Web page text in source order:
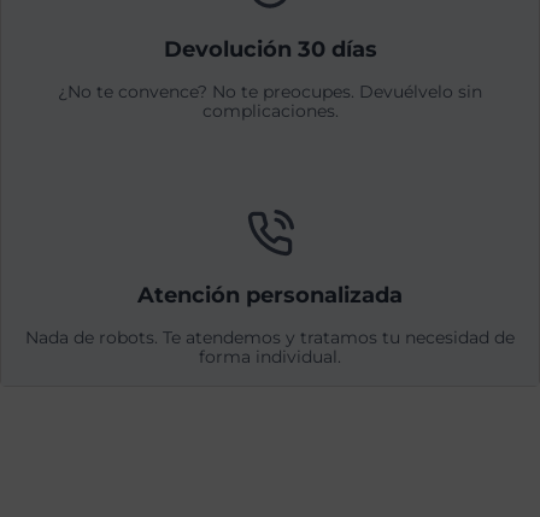
Devolución 30 días
¿No te convence? No te preocupes. Devuélvelo sin
complicaciones.
Atención personalizada
Nada de robots. Te atendemos y tratamos tu necesidad de
forma individual.